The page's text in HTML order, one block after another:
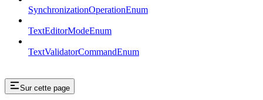
SynchronizationOperationEnum
TextEditorModeEnum
TextValidatorCommandEnum
Sur cette page